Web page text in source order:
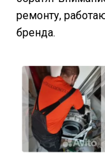
ремонту,
бренда.